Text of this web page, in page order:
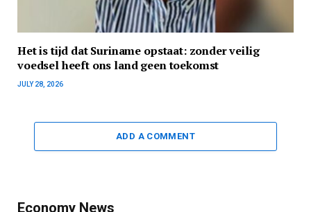
Het is tijd dat Suriname opstaat: zonder veilig
voedsel heeft ons land geen toekomst
JULY 28, 2026
ADD A COMMENT
Economy News